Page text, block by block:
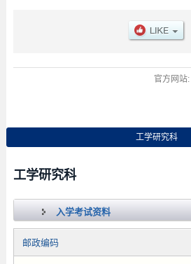
官方网站:
工学研究科
工学研究科
入学考试资料
邮政编码